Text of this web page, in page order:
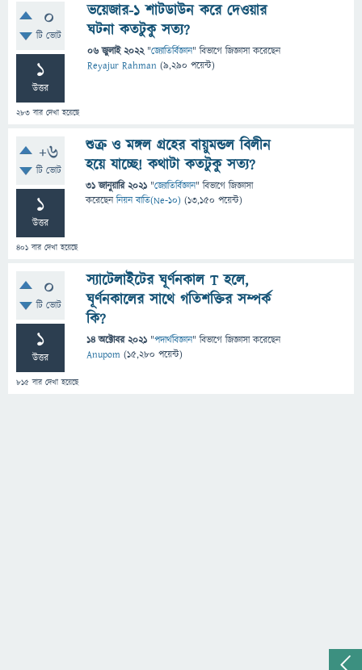
0
টি ভোট
1
উত্তর
283 বার দেখা হয়েছে
ভয়েজার-১ শাটডাউন করে দেওয়ার
ঘটনা কতটুকু সত্য?
06 জুলাই 2022 "জ্যোতির্বিজ্ঞান" বিভাগে জিজ্ঞাসাকরেছেন
Reyajur Rahman (9,290 পয়েন্ট)
+6
টি ভোট
1
উত্তর
401 বার দেখা হয়েছে
শুক্র ও মঙ্গল গ্রহের বায়ুমন্ডল বিলীন
হয়ে যাচ্ছে! কথাটা কতটুকু সত্য?
31 জানুয়ারি 2021 "জ্যোতির্বিজ্ঞান" বিভাগে জিজ্ঞাসা
করেছেননিয়ন বাতি(Ne-10) (13,150 পয়েন্ট)
0
টি ভোট
1
উত্তর
815 বার দেখা হয়েছে
স্যাটেলাইটের ঘূর্ণনকাল T হলে,
ঘূর্ণনকালের সাথে গতিশক্তির সম্পর্ক
কি?
14 অক্টোবর 2021 "পদার্থবিজ্ঞান" বিভাগে জিজ্ঞাসাকরেছেন
Anupom (15,280 পয়েন্ট)